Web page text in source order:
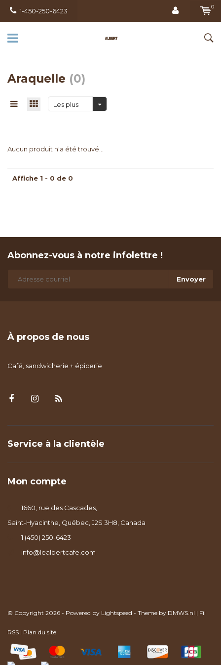
1-450-250-6423
0
Araquelle (0)
Les plus
Aucun produit n'a été trouvé...
Affiche 1 - 0 de 0
Abonnez-vous à notre infolettre !
Envoyer
À propos de nous
Café, sandwicherie + épicerie
Service à la clientèle
Mon compte
1660, rue des Cascades,
Saint-Hyacinthe, Québec, J2S 3H8, Canada
1 (450) 250-6423
info@lealbertcafe.com
© Copyright 2026 - Powered by Lightspeed - Theme by DMWS.nl | Fil
RSS | Plan du site